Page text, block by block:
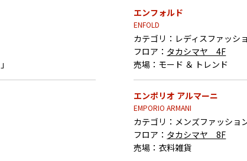
エンフォルド
ENFOLD
カテゴリ： レディスファッシ
フロア： タカシマヤ 4F
売場： モード ＆ トレンド
エンポリオ アルマーニ
EMPORIO ARMANI
カテゴリ： メンズファッショ
フロア： タカシマヤ 8F
売場： 衣料雑貨